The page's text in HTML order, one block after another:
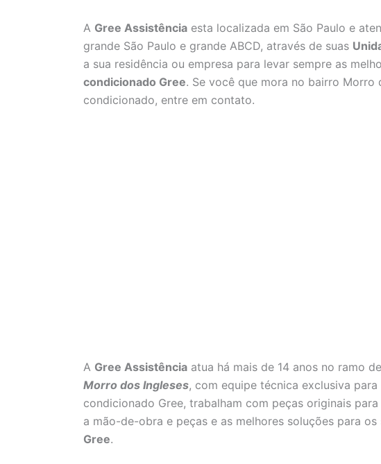
A Gree Assistência esta localizada em São Paulo e
grande São Paulo e grande ABCD, através de suas
a sua residência ou empresa para levar sempre as
condicionado Gree. Se você que mora no bairro Morro
condicionado, entre em contato.
A Gree Assistência atua há mais de 14 anos no ramo de
Morro dos Ingleses, com equipe técnica exclusiva
condicionado Gree, trabalham com peças originais
a mão-de-obra e peças e as melhores soluções para os
Gree.